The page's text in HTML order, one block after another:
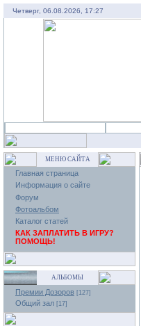
Четверг, 06.08.2026, 17:27
МЕНЮ САЙТА
Главная страница
Информация о сайте
Форум
Фотоальбом
Каталог статей
КАК ЗАПЛАТИТЬ В ИГРУ?
ПОМОЩЬ!
АЛЬБОМЫ
Премии Дозоров [127]
Общий зал [17]